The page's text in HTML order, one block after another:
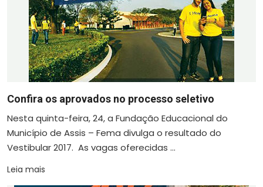
Confira os aprovados no processo seletivo
Nesta quinta-feira, 24, a Fundação Educacional do
Município de Assis – Fema divulga o resultado do
Vestibular 2017. As vagas oferecidas ...
Leia mais